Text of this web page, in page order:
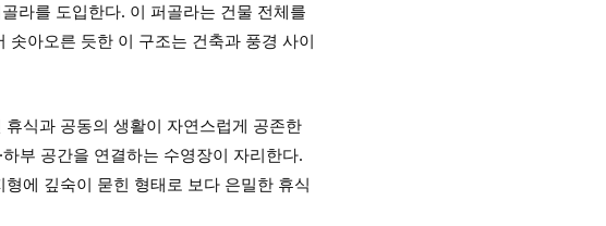
라를 도입한다. 이 퍼골라는 건물 전체를
아오른 듯한 이 구조는 건축과 풍경 사이
식과 공동의 생활이 자연스럽게 공존한
부 공간을 연결하는 수영장이 자리한다.
에 깊숙이 묻힌 형태로 보다 은밀한 휴식